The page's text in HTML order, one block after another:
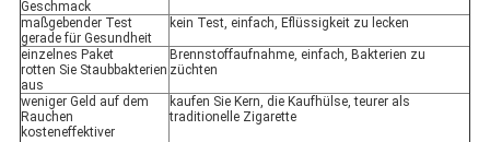
Geschmack
maßgebender Test
gerade für Gesundheit
kein Test, einfach, Eflüssigkeit zu lecken
einzelnes Paket
rotten Sie Staubbakterien
aus
Brennstoffaufnahme, einfach, Bakterien zu
züchten
weniger Geld auf dem
Rauchen
kosteneffektiver
kaufen Sie Kern, die Kaufhülse, teurer als
traditionelle Zigarette